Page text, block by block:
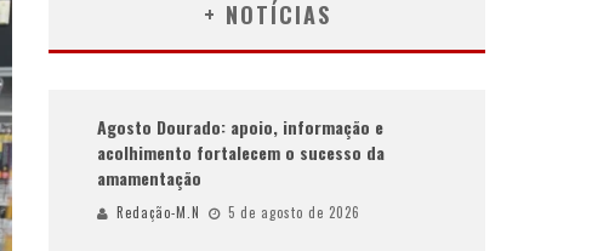
+ NOTÍCIAS
Agosto Dourado: apoio, informação e
acolhimento fortalecem o sucesso da
amamentação
Redação-M.N 5 de agosto de 2026